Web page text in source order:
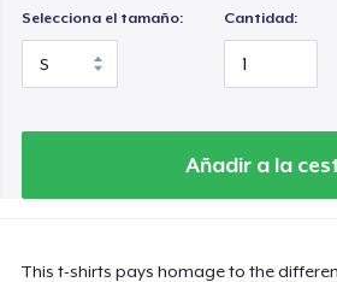
Selecciona el tamaño: Cantidad:
Añadir a la
This t-shirts pays homage to the